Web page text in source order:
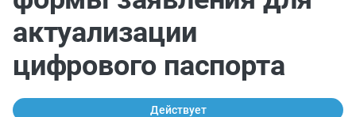
актуализации
цифрового паспорта
Действует